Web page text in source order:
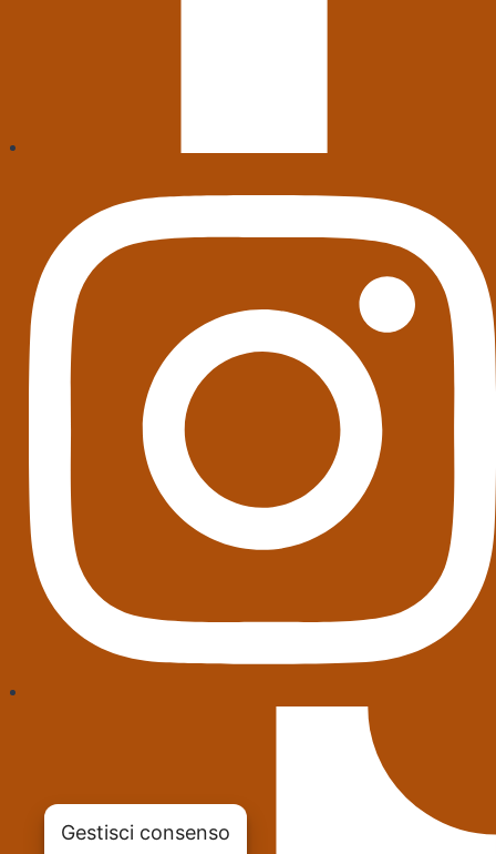
Gestisci consenso